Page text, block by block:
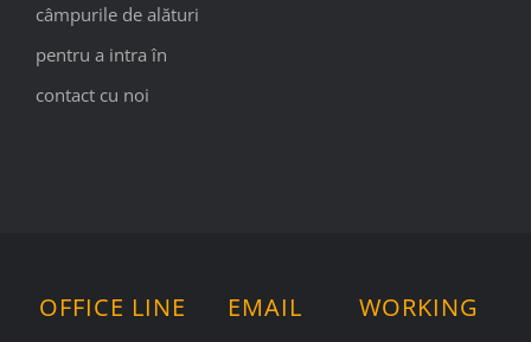
câmpurile de alături
pentru a intra în
contact cu noi
OFFICE LINE EMAIL
WORKING